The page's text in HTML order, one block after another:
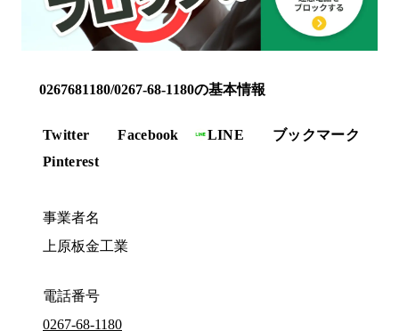
0267681180/0267-68-1180の基本情報
Twitter Facebook LINE
ブックマーク
Pinterest
事業者名
上原板金工業
電話番号
0267-68-1180